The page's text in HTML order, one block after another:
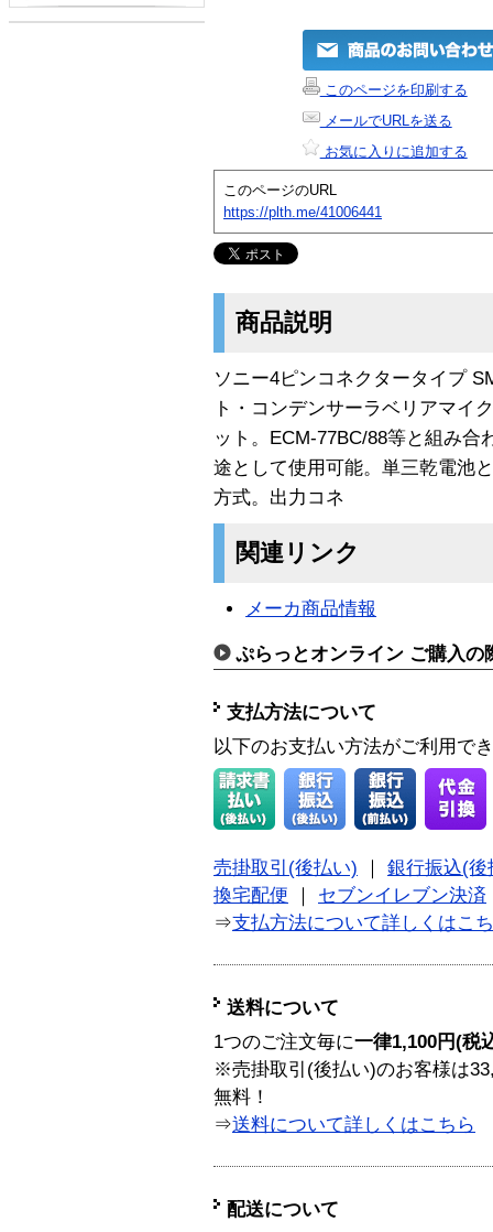
このページを印刷する
メールでURLを送る
お気に入りに追加する
このページのURL
https://plth.me/41006441
商品説明
ソニー4ピンコネクタータイプ
ト・コンデンサーラベリアマイ
ット。ECM-77BC/88等と組み
途として使用可能。単三乾電池
方式。出力コネ
関連リンク
メーカ商品情報
ぷらっとオンライン ご購入の
支払方法について
以下のお支払い方法がご利用で
売掛取引(後払い)
銀行振込(後
換宅配便
セブンイレブン決済
⇒支払方法について詳しくはこ
送料について
1つのご注文毎に一律1,100円(税
※売掛取引(後払い)のお客様は
無料！
⇒送料について詳しくはこちら
配送について